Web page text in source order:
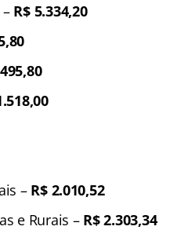
R$ 5.334,20
– R$ 2.010,52
e Rurais – R$ 2.303,34